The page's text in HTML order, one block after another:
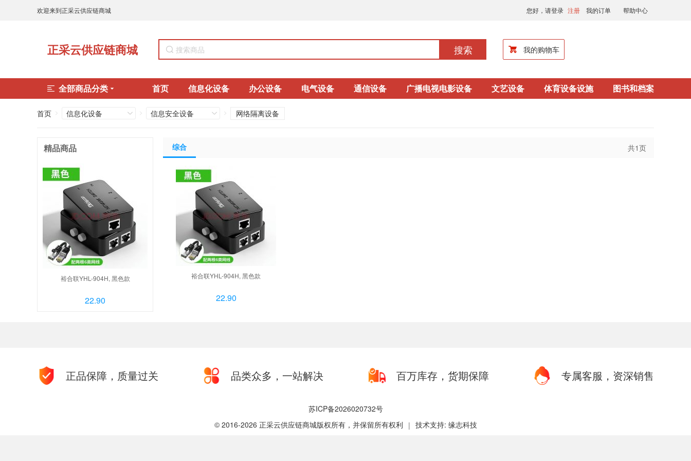
欢迎来到正采云供应链商城 您好，请登录 注册 我的订单 帮助中心
正采云供应链商城 搜索 我的购物车
全部商品分类 首页 信息化设备 办公设备 电气设备 通信设备 广播电视电影设备 文艺设备 体育设备设施 图书和档案
首页 信息化设备 信息安全设备 网络隔离设备
精品商品
裕合联YHL-904H, 黑色款
22.90
综合 共1页
裕合联YHL-904H, 黑色款
22.90
正品保障，质量过关 品类众多，一站解决 百万库存，货期保障 专属客服，资深销售
苏ICP备2026020732号
© 2016-2026 正采云供应链商城版权所有，并保留所有权利 | 技术支持: 缘志科技